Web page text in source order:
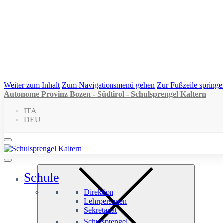
Weiter zum Inhalt Zum Navigationsmenü gehen Zur Fußzeile
Autonome Provinz Bozen - Südtirol - Schulsprengel Kaltern
ITA
DEU
Schule
Direktion
Lehrpersonen
Sekretariat
Schulsprengel